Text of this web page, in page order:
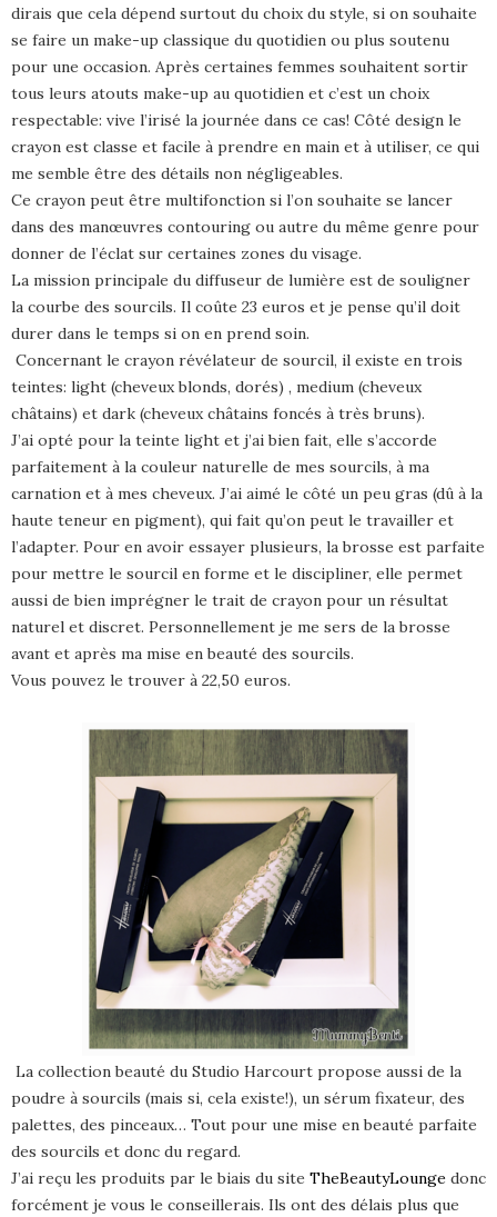
dirais que cela dépend surtout du choix du style, si on souhaite
se faire un make-up classique du quotidien ou plus soutenu
pour une occasion. Après certaines femmes souhaitent sortir
tous leurs atouts make-up au quotidien et c’est un choix
respectable: vive l’irisé la journée dans ce cas! Côté design le
crayon est classe et facile à prendre en main et à utiliser, ce qui
me semble être des détails non négligeables.
Ce crayon peut être multifonction si l’on souhaite se lancer
dans des manœuvres contouring ou autre du même genre pour
donner de l’éclat sur certaines zones du visage.
La mission principale du diffuseur de lumière est de souligner
la courbe des sourcils. Il coûte 23 euros et je pense qu’il doit
durer dans le temps si on en prend soin.
Concernant le crayon révélateur de sourcil, il existe en trois
teintes: light (cheveux blonds, dorés) , medium (cheveux
châtains) et dark (cheveux châtains foncés à très bruns).
J’ai opté pour la teinte light et j’ai bien fait, elle s’accorde
parfaitement à la couleur naturelle de mes sourcils, à ma
carnation et à mes cheveux. J’ai aimé le côté un peu gras (dû à la
haute teneur en pigment), qui fait qu’on peut le travailler et
l’adapter. Pour en avoir essayer plusieurs, la brosse est parfaite
pour mettre le sourcil en forme et le discipliner, elle permet
aussi de bien imprégner le trait de crayon pour un résultat
naturel et discret. Personnellement je me sers de la brosse
avant et après ma mise en beauté des sourcils.
Vous pouvez le trouver à 22,50 euros.
La collection beauté du Studio Harcourt propose aussi de la
poudre à sourcils (mais si, cela existe!), un sérum fixateur, des
palettes, des pinceaux… Tout pour une mise en beauté parfaite
des sourcils et donc du regard.
J’ai reçu les produits par le biais du site TheBeautyLounge donc
forcément je vous le conseillerais. Ils ont des délais plus que